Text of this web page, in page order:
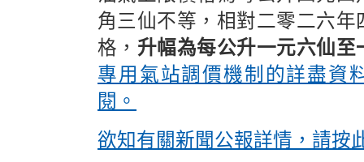
角三仙不等，相對二零二六年
格， 升幅為每公升一元六仙至
專用氣站調價機制的詳盡資
閱。
欲知有關新聞公報詳情，請按